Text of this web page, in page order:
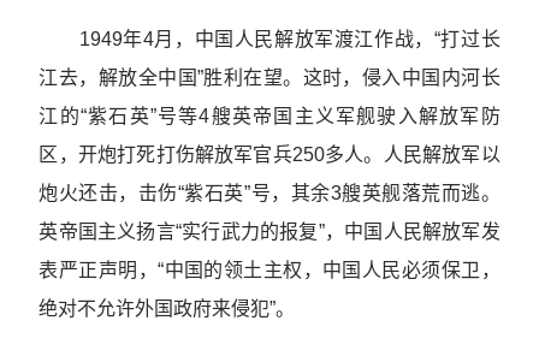
1949年4月，中国人民解放军渡江作战，“打过长
江去，解放全中国”胜利在望。这时，侵入中国内河长
江的“紫石英”号等4艘英帝国主义军舰驶入解放军防
区，开炮打死打伤解放军官兵250多人。人民解放军以
炮火还击，击伤“紫石英”号，其余3艘英舰落荒而逃。
英帝国主义扬言“实行武力的报复”，中国人民解放军发
表严正声明，“中国的领土主权，中国人民必须保卫，
绝对不允许外国政府来侵犯”。